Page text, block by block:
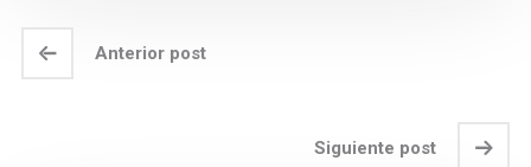
Anterior post
Siguiente post